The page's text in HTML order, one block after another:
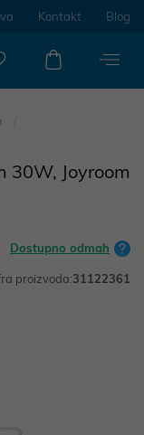
Kontakt Blog
30W, Joyroom
Dostupno odmah
proizvoda:31122361